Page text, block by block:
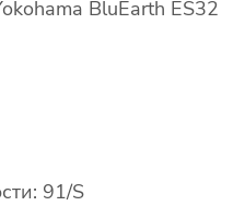
BluEarth ES32
91/S